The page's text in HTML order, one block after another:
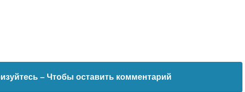
– Чтобы оставить комментарий